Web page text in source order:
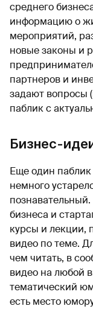
среднего
информацию о
мероприятий,
новые законы и
партнеров и
задают вопросы
паблик с
Бизнес-
Еще один
немного
бизнеса и
курсы и лекции,
видео по теме.
чем читать, в
видео на любой
тематический
есть место